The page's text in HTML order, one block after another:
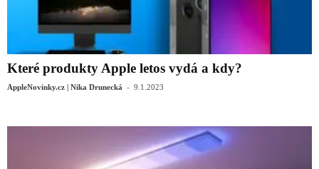
Které produkty Apple letos vydá a kdy?
AppleNovinky.cz | Nika Drunecká - 9.1.2023